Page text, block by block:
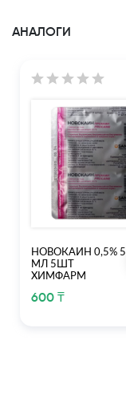
АНАЛОГИ
НОВОКАИН 0,5% 5
МЛ 5ШТ
ХИМФАРМ
600 ₸